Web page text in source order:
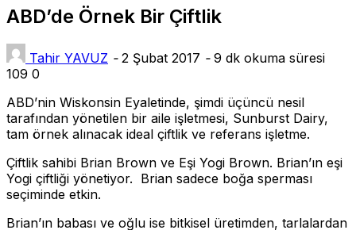
ABD’de Örnek Bir Çiftlik
Tahir YAVUZ - 2 Şubat 2017 -9 dk okuma süresi
109 0
ABD’nin Wiskonsin Eyaletinde, şimdi üçüncü nesil
tarafından yönetilen bir aile işletmesi, Sunburst Dairy,
tam örnek alınacak ideal çiftlik ve referans işletme.
Çiftlik sahibi Brian Brown ve Eşi Yogi Brown. Brian’ın eşi
Yogi çiftliği yönetiyor. Brian sadece boğa sperması
seçiminde etkin.
Brian’ın babası ve oğlu ise bitkisel üretimden, tarlalardan